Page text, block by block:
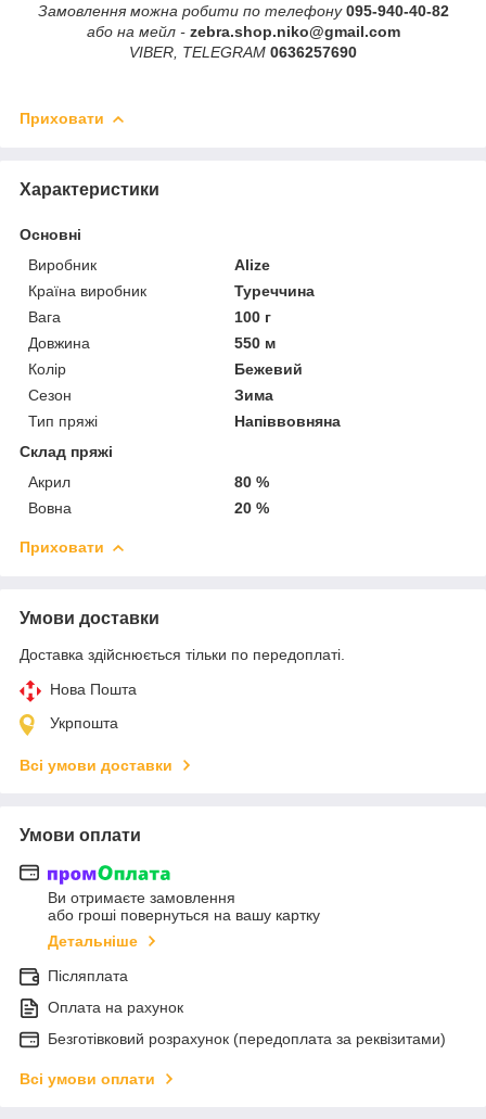
Замовлення можна робити по телефону095-940-40-82
або на мейл - zebra.shop.niko@gmail.com
VIBER, TELEGRAM 0636257690
Приховати
Характеристики
Основні
Виробник
Alize
Країна виробник
Туреччина
Вага
100 г
Довжина
550 м
Колір
Бежевий
Сезон
Зима
Тип пряжі
Напіввовняна
Склад пряжі
Акрил
80 %
Вовна
20 %
Приховати
Умови доставки
Доставка здійснюється тільки по передоплаті.
Нова Пошта
Укрпошта
Всі умови доставки
Умови оплати
Ви отримаєте замовлення
або гроші повернуться на вашу картку
Детальніше
Післяплата
Оплата на рахунок
Безготівковий розрахунок (передоплата за реквізитами)
Всі умови оплати